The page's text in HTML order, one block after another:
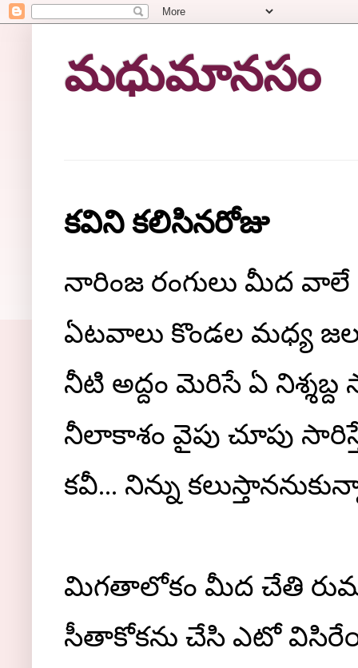
మధుమానసం
కవిని కలిసినరోజు
నారింజ రంగులు మీద వాలే
ఏటవాలు కొండల మధ్య
నీటి అద్దం మెరిసే ఏ
నీలాకాశం వైపు చూపు
కవీ... నిన్ను
మిగతాలోకం మీద చేతి
సీతాకోకను చేసి ఎటో